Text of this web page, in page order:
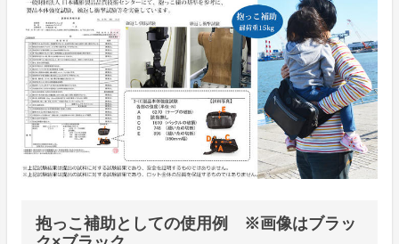
抱っこ補助としての使用例 ※画像はブラッ